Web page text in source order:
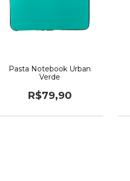
Pasta Notebook Urban
Verde
R$79,90